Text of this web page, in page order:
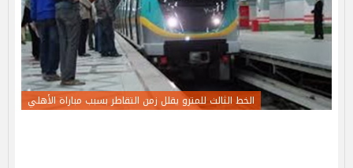
الخط الثالث للمترو يقلل زمن التقاطر بسبب مباراة الأهلي